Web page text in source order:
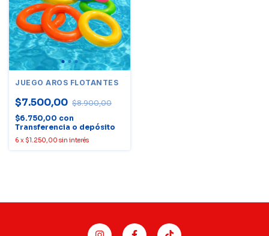
JUEGO AROS FLOTANTES
$7.500,00 $8.900,00
$6.750,00 con
Transferencia o depósito
6 x $1.250,00 sin interés